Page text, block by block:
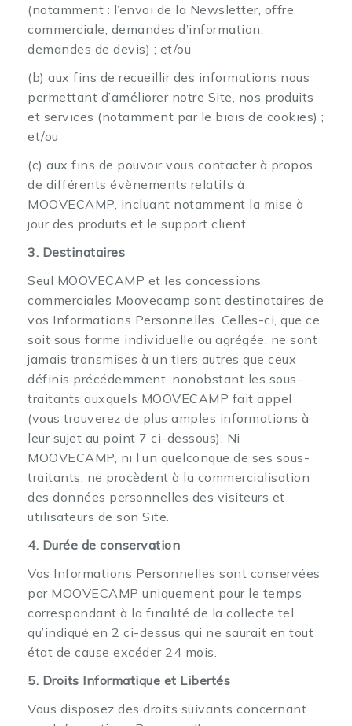
(notamment : l’envoi de la Newsletter, offre
commerciale, demandes d’information,
demandes de devis) ; et/ou
(b) aux fins de recueillir des informations nous
permettant d’améliorer notre Site, nos produits
et services (notamment par le biais de cookies) ;
et/ou
(c) aux fins de pouvoir vous contacter à propos
de différents évènements relatifs à
MOOVECAMP, incluant notamment la mise à
jour des produits et le support client.
3. Destinataires
Seul MOOVECAMP et les concessions
commerciales Moovecamp sont destinataires de
vos Informations Personnelles. Celles-ci, que ce
soit sous forme individuelle ou agrégée, ne sont
jamais transmises à un tiers autres que ceux
définis précédemment, nonobstant les sous-
traitants auxquels MOOVECAMP fait appel
(vous trouverez de plus amples informations à
leur sujet au point 7 ci-dessous). Ni
MOOVECAMP, ni l’un quelconque de ses sous-
traitants, ne procèdent à la commercialisation
des données personnelles des visiteurs et
utilisateurs de son Site.
4. Durée de conservation
Vos Informations Personnelles sont conservées
par MOOVECAMP uniquement pour le temps
correspondant à la finalité de la collecte tel
qu’indiqué en 2 ci-dessus qui ne saurait en tout
état de cause excéder 24 mois.
5. Droits Informatique et Libertés
Vous disposez des droits suivants concernant